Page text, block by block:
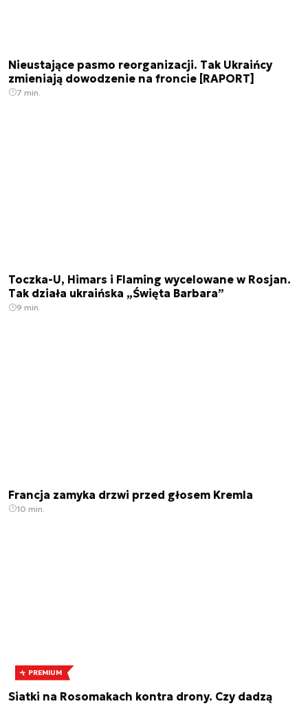
Nieustające pasmo reorganizacji. Tak Ukraińcy
zmieniają dowodzenie na froncie [RAPORT]
7 min.
Toczka-U, Himars i Flaming wycelowane w Rosjan.
Tak działa ukraińska „Święta Barbara”
9 min.
Francja zamyka drzwi przed głosem Kremla
10 min.
PREMIUM
Siatki na Rosomakach kontra drony. Czy dadzą